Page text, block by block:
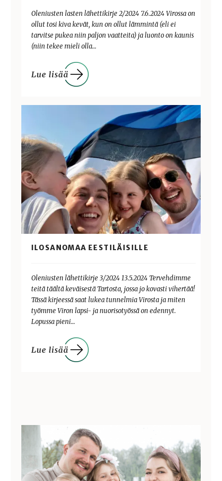
Oleniusten lasten lähettikirje 2/2024 7.6.2024 Virossa on
ollut tosi kiva kevät, kun on ollut lämmintä (eli ei
tarvitse pukea niin paljon vaatteita) ja luonto on kaunis
(niin tekee mieli olla…
ILOSANOMAA EESTILÄISILLE
Oleniusten lähettikirje 3/2024 13.5.2024 Tervehdimme
teitä täältä keväisestä Tartosta, jossa jo kovasti vihertää!
Tässä kirjeessä saat lukea tunnelmia Virosta ja miten
työmme Viron lapsi- ja nuorisotyössä on edennyt.
Lopussa pieni…